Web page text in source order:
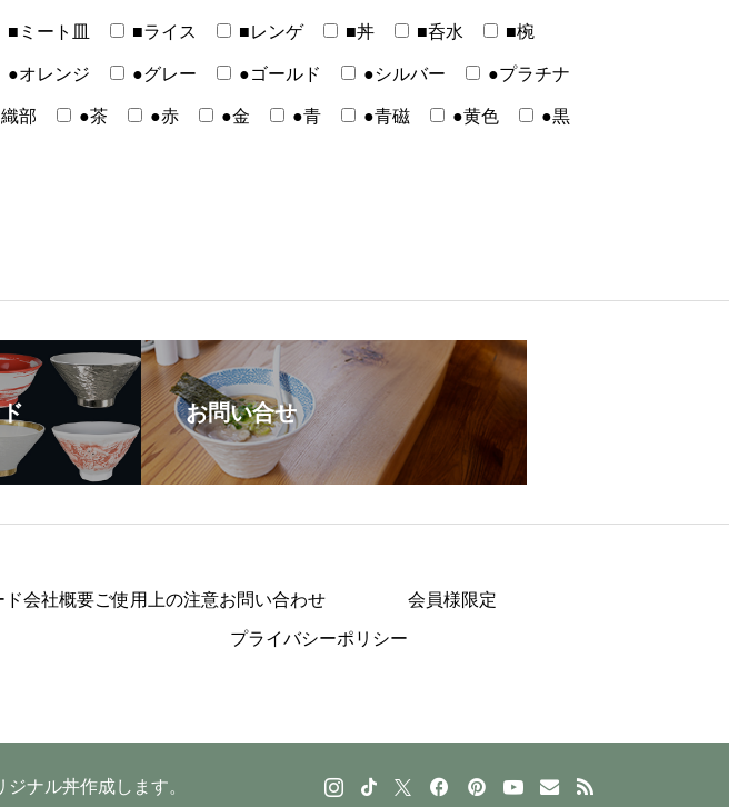
■ミート皿 ■ライス ■レンゲ ■丼 ■呑水 ■椀
●オレンジ ●グレー ●ゴールド ●シルバー ●プラチナ
部 ●茶 ●赤 ●金 ●青 ●青磁 ●黄色 ●黒
お問い合せ
ド会社概要ご使用上の注意お問い合わせ
プライバシーポリシー
会員様限定
ナル丼作成します。